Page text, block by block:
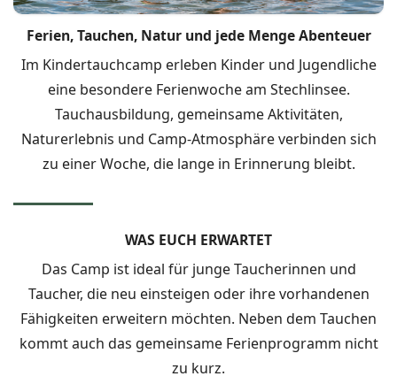
Ferien, Tauchen, Natur und jede Menge Abenteuer
Im Kindertauchcamp erleben Kinder und Jugendliche
eine besondere Ferienwoche am Stechlinsee.
Tauchausbildung, gemeinsame Aktivitäten,
Naturerlebnis und Camp-Atmosphäre verbinden sich
zu einer Woche, die lange in Erinnerung bleibt.
WAS EUCH ERWARTET
Das Camp ist ideal für junge Taucherinnen und
Taucher, die neu einsteigen oder ihre vorhandenen
Fähigkeiten erweitern möchten. Neben dem Tauchen
kommt auch das gemeinsame Ferienprogramm nicht
zu kurz.